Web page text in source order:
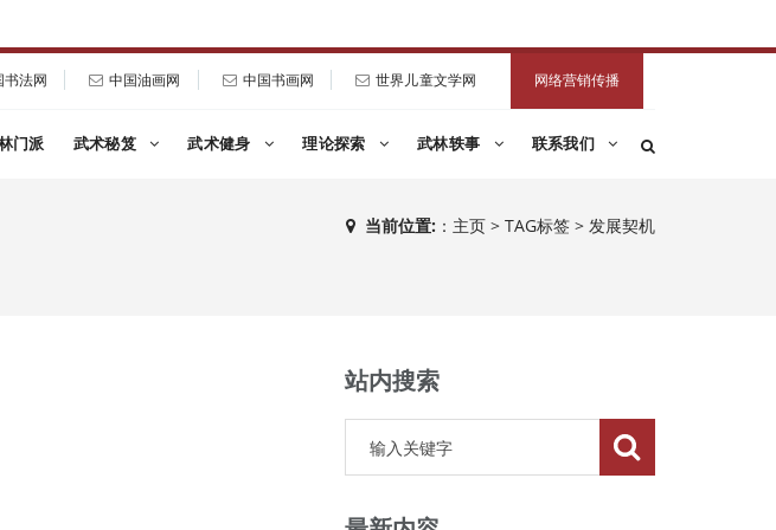
书法网 中国油画网 中国书画网 世界儿童文学网 网络营销传播
门派 武术秘笈 武术健身 理论探索 武林轶事 联系我们
当前位置: ： 主页 > TAG标签 > 发展契机
站内搜索